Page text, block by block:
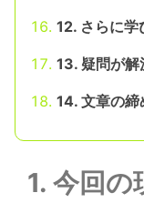
12. さらに学
13. 疑問が解
14. 文章の締
1. 今回の